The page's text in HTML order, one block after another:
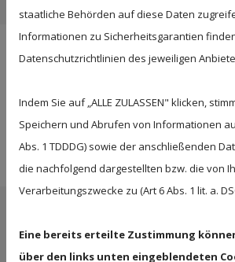
Google Maps
Aufgrund Ihrer Cookie-
kann dieses Modul nicht
werden.
Wenn Sie dieses Modul
Cookie-Einstellungen
an.
Schreibe uns eine
staatliche Behörden auf diese Daten
Informationen zu Sicherheitsgarantien
Datenschutzrichtlinien des jeweiligen
Indem Sie auf „ALLE ZULASSEN" klicken,
Speichern und Abrufen von Informationen
Abs. 1 TDDDG) sowie der anschließenden
die nachfolgend dargestellten bzw. die von
Verarbeitungszwecke zu (Art 6 Abs. 1 lit. a.
Eine bereits erteilte Zustimmung
über den links unten eingeblendeten